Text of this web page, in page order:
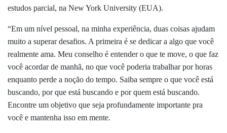
estudos parcial, na New York University (EUA).
“Em um nível pessoal, na minha experiência, duas coisas ajudam
muito a superar desafios. A primeira é se dedicar a algo que você
realmente ama. Meu conselho é entender o que te move, o que faz
você acordar de manhã, no que você poderia trabalhar por horas
enquanto perde a noção do tempo. Saiba sempre o que você está
buscando, por que está buscando e por quem está buscando.
Encontre um objetivo que seja profundamente importante pra
você e mantenha isso em mente.